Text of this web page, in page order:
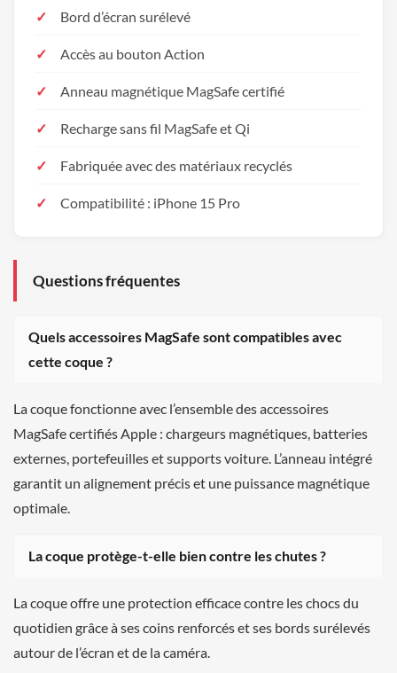
Bord d’écran surélevé
Accès au bouton Action
Anneau magnétique MagSafe certifié
Recharge sans fil MagSafe et Qi
Fabriquée avec des matériaux recyclés
Compatibilité : iPhone 15 Pro
Questions fréquentes
Quels accessoires MagSafe sont compatibles avec
cette coque ?
La coque fonctionne avec l’ensemble des accessoires
MagSafe certifiés Apple : chargeurs magnétiques, batteries
externes, portefeuilles et supports voiture. L’anneau intégré
garantit un alignement précis et une puissance magnétique
optimale.
La coque protège-t-elle bien contre les chutes ?
La coque offre une protection efficace contre les chocs du
quotidien grâce à ses coins renforcés et ses bords surélevés
autour de l’écran et de la caméra.